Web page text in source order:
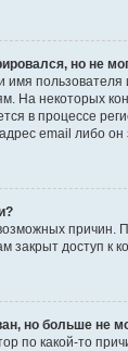
но не
имя
На некоторых
в процессе
email либо
причин.
закрыт доступ к
но больше не
по какой-то